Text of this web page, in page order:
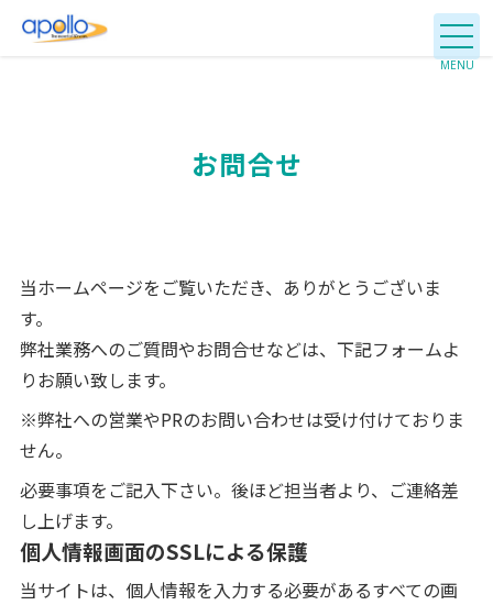
お問合せ
当ホームページをご覧いただき、ありがとうございま
す。
弊社業務へのご質問やお問合せなどは、下記フォームよ
りお願い致します。
※弊社への営業やPRのお問い合わせは受け付けておりま
せん。
必要事項をご記入下さい。後ほど担当者より、ご連絡差
し上げます。
個人情報画面のSSLによる保護
当サイトは、個人情報を入力する必要があるすべての画